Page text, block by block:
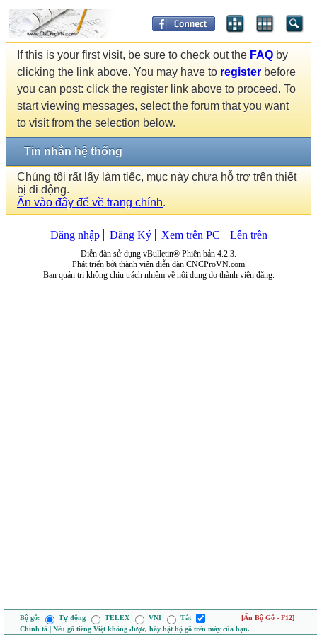
If this is your first visit, be sure to check out the FAQ by
clicking the link above. You may have to register before
you can post: click the register link above to proceed. To
start viewing messages, select the forum that you want
to visit from the selection below.
Tin nhắn hệ thống
Chúng tôi rất lấy làm tiếc, mục này chưa hỗ trợ trên thiết
bị di động.
Ấn vào đây để về trang chính.
Đăng nhập Đăng Ký Xem trên PC Lên trên
Diễn đàn sử dụng vBulletin® Phiên bản 4.2.3.
Phát triển bởi thành viên diễn đàn CNCProVN.com
Ban quản trị không chịu trách nhiệm về nội dung do thành viên đăng.
Bộ gõ: Tự động TELEX VNI Tắt
[Ẩn Bộ Gõ - F12]
Chính tả | Nếu gõ tiếng Việt không được, hãy bật bộ gõ trên máy của bạn.